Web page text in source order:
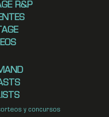
R&P
y concursos